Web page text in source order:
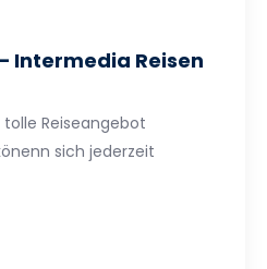
Intermedia Reisen
Reiseangebot
sich jederzeit